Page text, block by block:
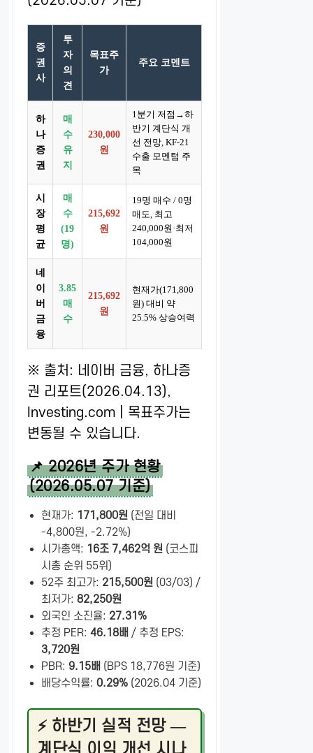
증
권
사
투
자
의
견
목표주
가
주요 코멘트
하
나
증
권
매
수
유
지
230,000
원
1분기 저점→하
반기 계단식 개
선 전망, KF-21
수출 모멘텀 주
목
시
장
평
균
매
수
(19
명)
215,692
원
19명 매수 / 0명
매도, 최고
240,000원·최저
104,000원
네
이
버
금
융
3.85
매
수
215,692
원
현재가(171,800
원) 대비 약
25.5% 상승여력
※ 출처: 네이버 금융, 하나증
권 리포트(2026.04.13),
Investing.com | 목표주가는
변동될 수 있습니다.
📌 2026년 주가 현황
(2026.05.07 기준)
현재가: 171,800원 (전일 대비
-4,800원, -2.72%)
시가총액: 16조 7,462억 원 (코스피
시총 순위 55위)
52주 최고가: 215,500원 (03/03) /
최저가: 82,250원
외국인 소진율: 27.31%
추정 PER: 46.18배 / 추정 EPS:
3,720원
PBR: 9.15배 (BPS 18,776원 기준)
배당수익률: 0.29% (2026.04 기준)
⚡ 하반기 실적 전망 —
계단식 이익 개선 시나